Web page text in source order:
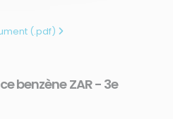
(.pdf)
benzène ZAR - 3e